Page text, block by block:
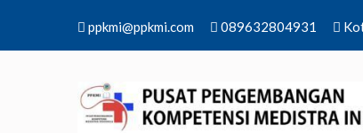
ppkmi@ppkmi.com 089632804931